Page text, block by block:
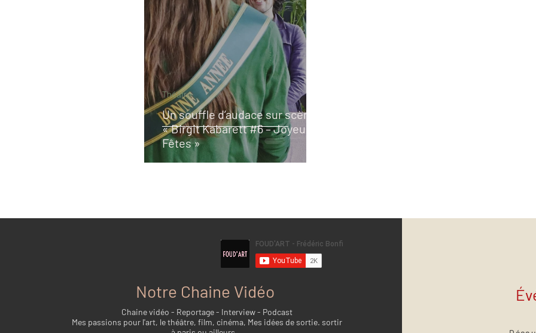
Offre spéciale Annuaire Théâtre - Musée
Un souffle d’audace sur scène :
« Birgit Kabarett #6 – Joyeuses
Fêtes »
Théâtre
Notre Chaine Vidéo
Chaine vidéo - Reportage - Interview - Podcast
Mes passions pour l'art, le théâtre, film, cinéma, Mes idées de sortie. sortir